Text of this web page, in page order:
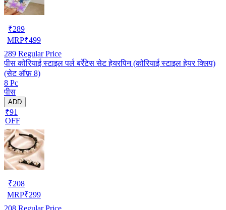
₹289
MRP₹499
289 Regular Price
पीस कोरियाई स्टाइल पर्ल बर्रेटेस सेट हेयरपिन (कोरियाई स्टाइल हेयर क्लिप)
(सेट ऑफ़ 8)
8 Pc
पीस
ADD
₹91
OFF
₹208
MRP₹299
208 Regular Price